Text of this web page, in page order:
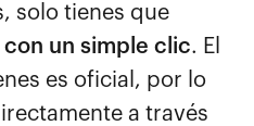
solo tienes que
un simple clic. El
es oficial, por lo
a través